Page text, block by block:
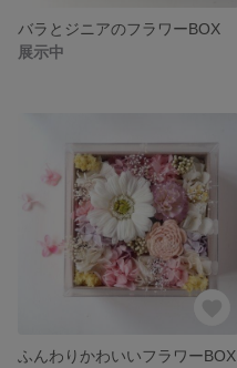
バラとジニアのフラワーBOX
展示中
ふんわりかわいいフラワーBOX